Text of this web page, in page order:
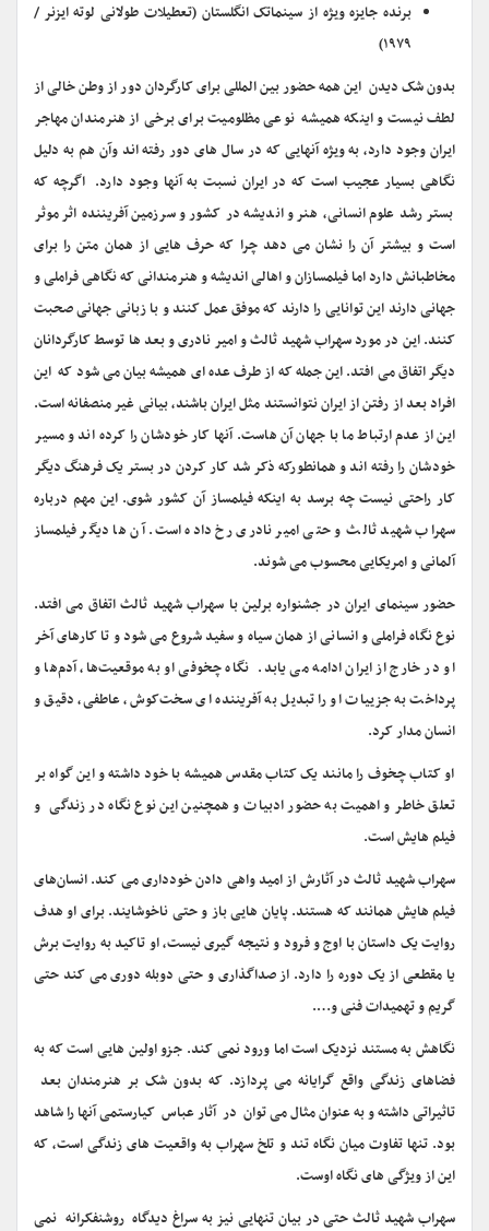
برنده جایزه ویژه از سینماتک انگلستان (تعطیلات طولانی لوته ایزنر /
۱۹۷۹)
بدون شک دیدن این همه حضور بین المللی برای کارگردان دور از وطن خالی از
لطف نیست و اینکه همیشه نوعی مظلومیت برای برخی از هنرمندان مهاجر
ایران وجود دارد، به ویژه آنهایی که در سال های دور رفته اند وآن هم به دلیل
نگاهی بسیار عجیب است که در ایران نسبت به آنها وجود دارد. اگرچه که
بستر رشد علوم انسانی، هنر و اندیشه در کشور و سرزمین آفریننده اثر موثر
است و بیشتر آن را نشان می دهد چرا که حرف هایی از همان متن را برای
مخاطبانش دارد اما فیلمسازان و اهالی اندیشه و هنرمندانی که نگاهی فراملی و
جهانی دارند این توانایی را دارند که موفق عمل کنند و با زبانی جهانی صحبت
کنند. این در مورد سهراب شهید ثالث و امیر نادری و بعد ها توسط کارگردانان
دیگر اتفاق می افتد. این جمله که از طرف عده ای همیشه بیان می شود که این
افراد بعد از رفتن از ایران نتوانستند مثل ایران باشند، بیانی غیر منصفانه است.
این از عدم ارتباط ما با جهان آن هاست. آنها کار خودشان را کرده اند و مسیر
خودشان را رفته اند و همانطورکه ذکر شد کار کردن در بستر یک فرهنگ دیگر
کار راحتی نیست چه برسد به اینکه فیلمساز آن کشور شوی. این مهم درباره
سهراب شهید ثالث و حتی امیر نادری رخ داده است. آن ها دیگر فیلمساز
آلمانی و امریکایی محسوب می شوند.
حضور سینمای ایران در جشنواره برلین با سهراب شهید ثالث اتفاق می افتد.
نوع نگاه فراملی و انسانی از همان سیاه و سفید شروع می شود و تا کارهای آخر
او در خارج از ایران ادامه می یابد. نگاه چخوفی او به موقعیت‌‌ها، آدم‌ها و
پرداخت به جزییات او را تبدیل به آفریننده ای سخت‌کوش، عاطفی، دقیق و
انسان مدار کرد.
او کتاب چخوف را مانند یک کتاب مقدس همیشه با خود داشته و این گواه بر
تعلق خاطر و اهمیت به حضور ادبیات و همچنین این نوع نگاه در زندگی و
فیلم هایش است.
سهراب شهید ثالث در آثارش از امید واهی دادن خودداری می کند. انسان‌های
فیلم هایش همانند که هستند. پایان هایی باز و حتی ناخوشایند. برای او هدف
روایت یک داستان با اوج و فرود و نتیجه گیری نیست، او تاکید به روایت برش
یا مقطعی از یک دوره را دارد. از صداگذاری و حتی دوبله دوری می کند حتی
گریم و تهمیدات فنی و….
نگاهش به مستند نزدیک است اما ورود نمی کند. جزو اولین هایی است که به
فضاهای زندگی واقع گرایانه می پردازد. که بدون شک بر هنرمندان بعد
تاثیراتی داشته و به عنوان مثال می توان در آثار عباس کیارستمی آنها را شاهد
بود. تنها تفاوت میان نگاه تند و تلخ سهراب به واقعیت های زندگی است، که
این از ویژگی های نگاه اوست.
سهراب شهید ثالث حتی در بیان تنهایی نیز به سراغ دیدگاه روشنفکرانه نمی